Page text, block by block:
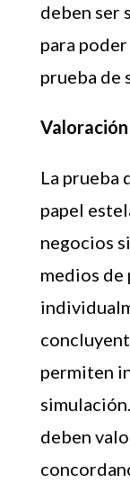
deben ser
para
prueba de
La prueba
papel
negocios
medios de
permiten
deben